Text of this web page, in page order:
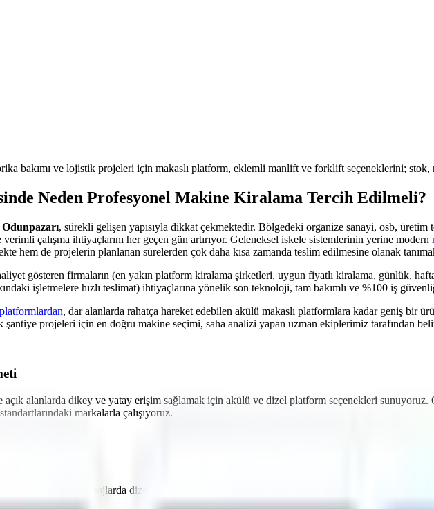
bakımı ve lojistik projeleri için makaslı platform, eklemli manlift ve forklift seçeneklerini; stok,
Neden Profesyonel Makine Kiralama Tercih Edilmeli?
Odunpazarı, sürekli gelişen yapısıyla dikkat çekmektedir. Bölgedeki organize sanayi, osb, üretim
çalışma ihtiyaçlarını her geçen gün artırıyor. Geleneksel iskele sistemlerinin yerine modern
hem de projelerin planlanan sürelerden çok daha kısa zamanda teslim edilmesine olanak
gösteren firmaların (en yakın platform kiralama şirketleri, uygun fiyatlı kiralama, günlük,
işletmelere hızlı teslimat) ihtiyaçlarına yönelik son teknoloji, tam bakımlı ve %100 iş
, dar alanlarda rahatça hareket edebilen akülü makaslı platformlara kadar geniş bir
şantiye projeleri için en doğru makine seçimi, saha analizi yapan uzman ekiplerimiz tarafından
alanlarda dikey ve yatay erişim sağlamak için akülü ve dizel platform seçenekleri sunuyoruz.
markalarla çalışıyoruz.
için farklı tonajlarda dizel ve akülü